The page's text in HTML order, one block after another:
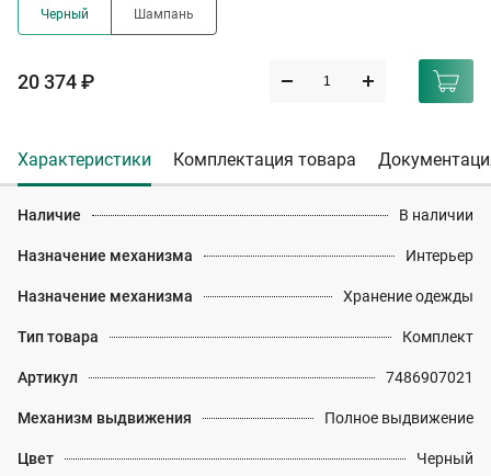
Черный Шампань
20 374 ₽
Характеристики Комплектация товара
Наличие В наличии
Назначение механизма Интерьер
Назначение механизма Хранение одежды
Тип товара Комплект
Артикул 7486907021
Механизм выдвижения Полное выдвижение
Цвет Черный